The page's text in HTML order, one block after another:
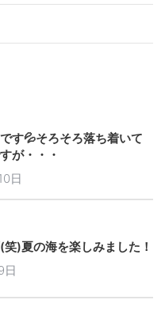
す💦そろそろ落ち着いて
が・・・
日
)夏の海を楽しみました！